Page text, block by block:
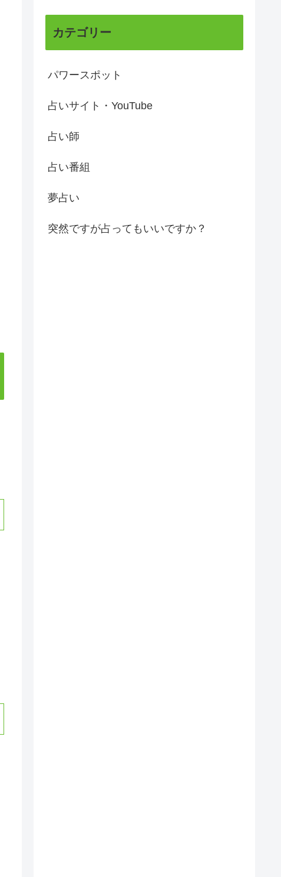
カテゴリー
パワースポット
占いサイト・YouTube
占い師
占い番組
夢占い
突然ですが占ってもいいですか？